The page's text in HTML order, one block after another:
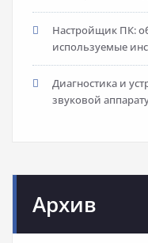
Настройщик ПК:
используемые
Диагностика и
звуковой
Архив